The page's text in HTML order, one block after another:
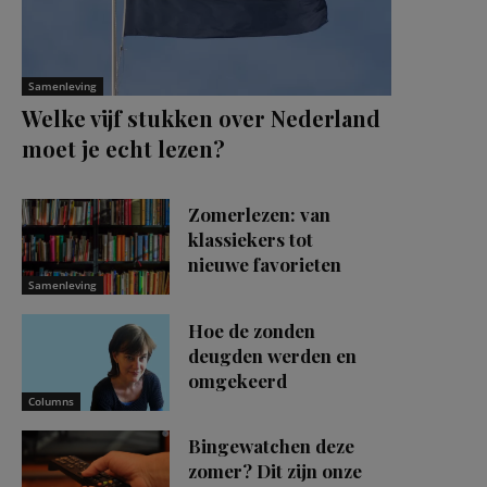
Samenleving
Welke vijf stukken over Nederland
moet je echt lezen?
Samenleving
Zomerlezen: van
klassiekers tot
nieuwe favorieten
Columns
Hoe de zonden
deugden werden en
omgekeerd
Bingewatchen deze
zomer? Dit zijn onze